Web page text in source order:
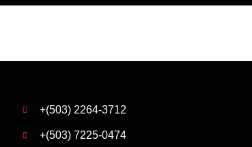
+(503) 2264-3712
+(503) 7225-0474